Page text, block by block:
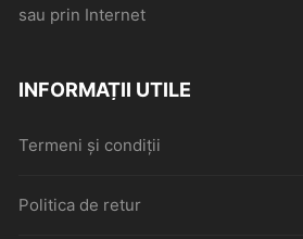
sau prin Internet
INFORMAȚII UTILE
Termeni și condiții
Politica de retur